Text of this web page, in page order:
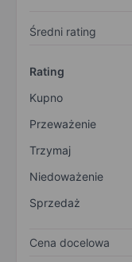
Średni rating
Rating
Kupno
Przeważenie
Trzymaj
Niedoważenie
Sprzedaż
Cena docelowa